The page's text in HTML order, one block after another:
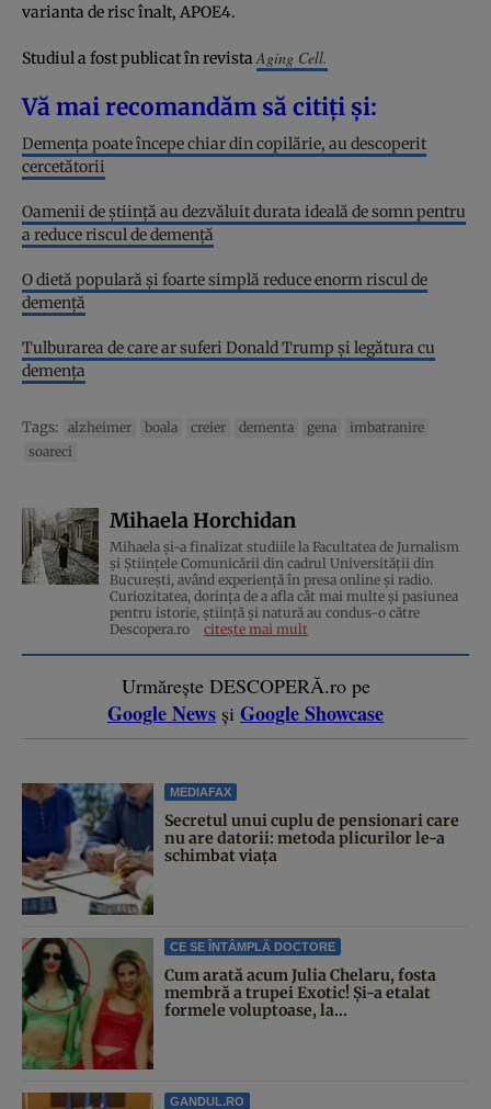
varianta de risc înalt, APOE4.
Studiul a fost publicat în revistaAging Cell.
Vă mai recomandăm să citiți și:
Demența poate începe chiar din copilărie, au descoperit
cercetătorii
Oamenii de știință au dezvăluit durata ideală de somn pentru
a reduce riscul de demență
O dietă populară și foarte simplă reduce enorm riscul de
demență
Tulburarea de care ar suferi Donald Trump și legătura cu
demența
Tags: alzheimer boala creier dementa gena
imbatranire
soareci
Mihaela Horchidan
Mihaela și-a finalizat studiile la Facultatea de Jurnalism
și Științele Comunicării din cadrul Universității din
București, având experiență în presa online și radio.
Curiozitatea, dorința de a afla cât mai multe și pasiunea
pentru istorie, ştiinţă şi natură au condus-o către
Descopera.ro
citește mai mult
Urmărește DESCOPERĂ.ro pe
Google News și Google Showcase
MEDIAFAX
Secretul unui cuplu de pensionari care
nu are datorii: metoda plicurilor le-a
schimbat viața
CE SE ÎNTÂMPLĂ DOCTORE
Cum arată acum Julia Chelaru, fosta
membră a trupei Exotic! Și-a etalat
formele voluptoase, la...
GANDUL.RO